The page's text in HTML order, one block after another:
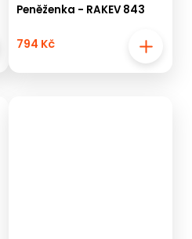
Peněženka - RAKEV 843
794 Kč